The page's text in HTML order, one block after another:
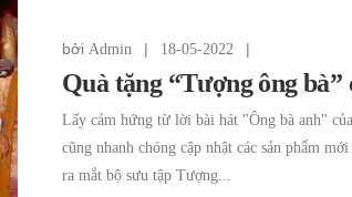
bởi Admin | 18-05-2022 |
Quà tặng “Tượng ông bà”
Lấy cảm hứng từ lời bài hát "Ông bà anh"
cũng nhanh chóng cập nhật các sản phẩm
ra mắt bộ sưu tập Tượng...